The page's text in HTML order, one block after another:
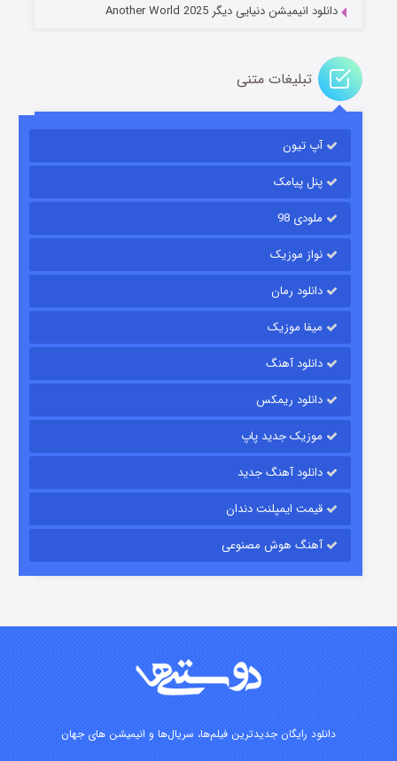
قسمت
قسمت۲ (دوبله) منتشر شد
دانلود انیمیشن دنیایی دیگر Another World 2025
تبلیغات متنی
آپ تیون
پنل پیامک
ملودی 98
نواز موزیک
دانلود رمان
میفا موزیک
دانلود آهنگ
دانلود ریمکس
موزیک جدید پاپ
دانلود آهنگ جدید
قیمت ایمپلنت دندان
آهنگ هوش مصنوعی
دانلود رایگان جدیدترین فیلم‌ها، سریال‌ها و انیمیشن های جهان